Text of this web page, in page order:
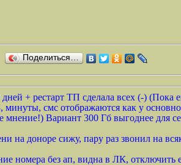
Поделиться…
+ рестарт ТП сделала всех (-) (Пока
смс отображаются как у
Вариант 300 Гб выгоднее для
на доноре сижу, пару раз звонил на
номера без ап, видна в ЛК, отключить